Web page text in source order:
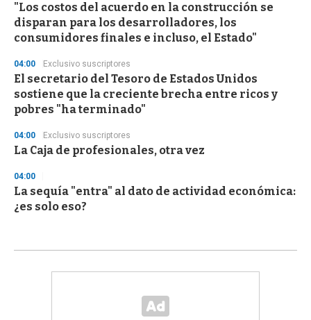
"Los costos del acuerdo en la construcción se
disparan para los desarrolladores, los
consumidores finales e incluso, el Estado"
04:00 Exclusivo suscriptores
El secretario del Tesoro de Estados Unidos
sostiene que la creciente brecha entre ricos y
pobres "ha terminado"
04:00 Exclusivo suscriptores
La Caja de profesionales, otra vez
04:00
La sequía "entra" al dato de actividad económica:
¿es solo eso?